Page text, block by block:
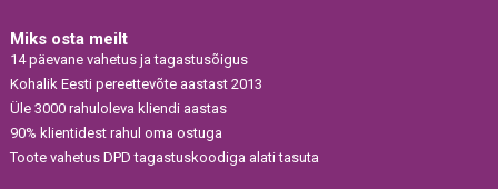
Miks osta meilt
14 päevane vahetus ja tagastusõigus
Kohalik Eesti pereettevõte aastast 2013
Üle 3000 rahuloleva kliendi aastas
90% klientidest rahul oma ostuga
Toote vahetus DPD tagastuskoodiga alati tasuta